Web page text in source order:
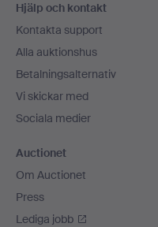
Hjälp och kontakt
Kontakta support
Alla auktionshus
Betalningsalternativ
Vi skickar med
Sociala medier
Auctionet
Om Auctionet
Press
Lediga jobb